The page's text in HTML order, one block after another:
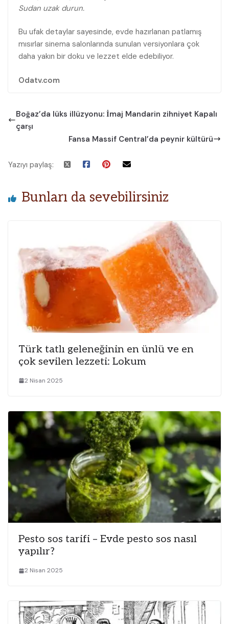
Sudan uzak durun.
Bu ufak detaylar sayesinde, evde hazırlanan patlamış
mısırlar sinema salonlarında sunulan versiyonlara çok
daha yakın bir doku ve lezzet elde edebiliyor.
Odatv.com
Boğaz’da lüks illüzyonu: İmaj Mandarin zihniyet Kapalı
çarşı
Fansa Massif Central’da peynir kültürü
Yazıyı paylaş:
Bunları da sevebilirsiniz
Türk tatlı geleneğinin en ünlü ve en
çok sevilen lezzeti: Lokum
2 Nisan 2025
Pesto sos tarifi – Evde pesto sos nasıl
yapılır?
2 Nisan 2025